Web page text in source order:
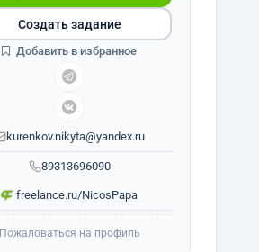
89313696090
kurenkov.nikyta@yandex.ru
freelance.ru/NicosPapa
Создать задание
Добавить в избранное
Пожаловаться на профиль